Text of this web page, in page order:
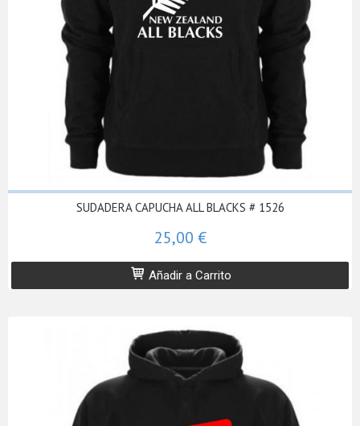
SUDADERA CAPUCHA ALL BLACKS # 1526
25,00 €
Añadir a Carrito